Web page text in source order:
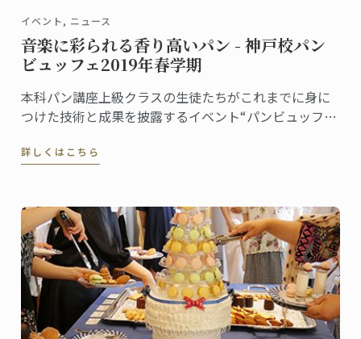
イベント, ニュース
音楽に彩られる香り高いパン - 神戸校パン
ビュッフェ2019年春学期
本科パン講座上級クラスの生徒たちがこれまでに身に
つけた技術と成果を披露するイベント“パンビュッフ
ズのパンをプレゼンテーションします。6月に神戸校で
詳しくはこちら